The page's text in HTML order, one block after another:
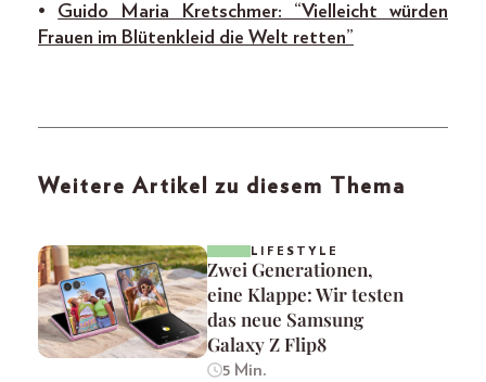
• Guido Maria Kretschmer: “Vielleicht würden
Frauen im Blütenkleid die Welt retten”
Weitere Artikel zu diesem Thema
LIFESTYLE
Zwei Generationen,
eine Klappe: Wir testen
das neue Samsung
Galaxy Z Flip8
5 Min.